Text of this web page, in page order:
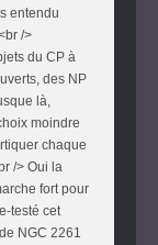
entendu
/>
du CP à
des NP
là,
moindre
chaque
/> Oui la
fort pour
testé cet
NGC 2261